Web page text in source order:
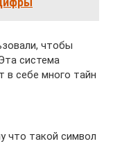
чтобы
система
в себе много тайн
что такой символ